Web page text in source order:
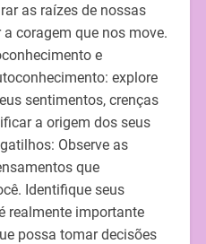
as raízes de nossas
coragem que nos move.
e
explore
sentimentos, crenças
a origem dos seus
Observe as
que
Identifique seus
realmente importante
possa tomar decisões